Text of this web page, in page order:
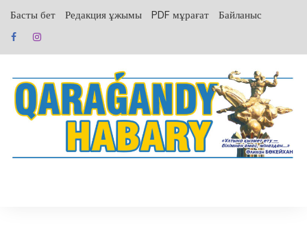
содержанию
Басты бет Редакция ұжымы PDF мұрағат Байланыс